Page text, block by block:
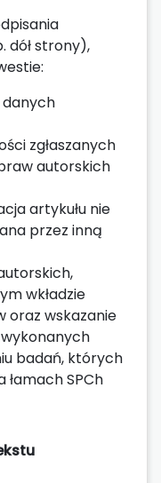
dół strony),
zgłaszanych
autorskich
artykułu nie
przez inną
wkładzie
oraz wskazanie
badań, których
SPCh